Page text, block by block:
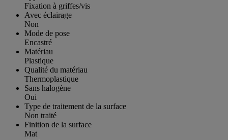
Fixation à griffes/vis
Avec éclairage
Non
Mode de pose
Encastré
Matériau
Plastique
Qualité du matériau
Thermoplastique
Sans halogène
Oui
Type de traitement de la surface
Non traité
Finition de la surface
Mat